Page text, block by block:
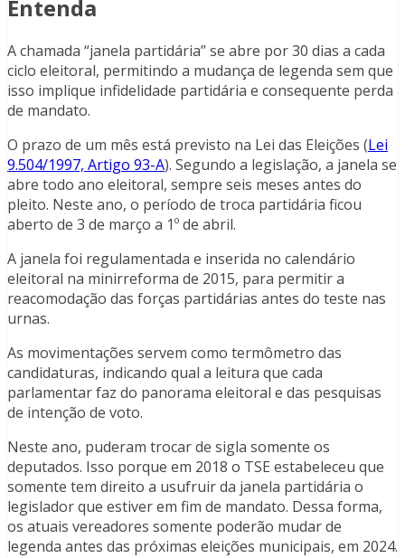
Entenda
A chamada “janela partidária” se abre por 30 dias a cada
ciclo eleitoral, permitindo a mudança de legenda sem que
isso implique infidelidade partidária e consequente perda
de mandato.
O prazo de um mês está previsto na Lei das Eleições (Lei
9.504/1997, Artigo 93-A). Segundo a legislação, a janela se
abre todo ano eleitoral, sempre seis meses antes do
pleito. Neste ano, o período de troca partidária ficou
aberto de 3 de março a 1º de abril.
A janela foi regulamentada e inserida no calendário
eleitoral na minirreforma de 2015, para permitir a
reacomodação das forças partidárias antes do teste nas
urnas.
As movimentações servem como termômetro das
candidaturas, indicando qual a leitura que cada
parlamentar faz do panorama eleitoral e das pesquisas
de intenção de voto.
Neste ano, puderam trocar de sigla somente os
deputados. Isso porque em 2018 o TSE estabeleceu que
somente tem direito a usufruir da janela partidária o
legislador que estiver em fim de mandato. Dessa forma,
os atuais vereadores somente poderão mudar de
legenda antes das próximas eleições municipais, em 2024.